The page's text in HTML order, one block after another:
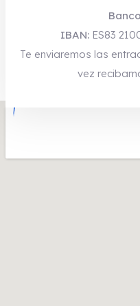
IBAN:ES83
Te enviaremos las
vez